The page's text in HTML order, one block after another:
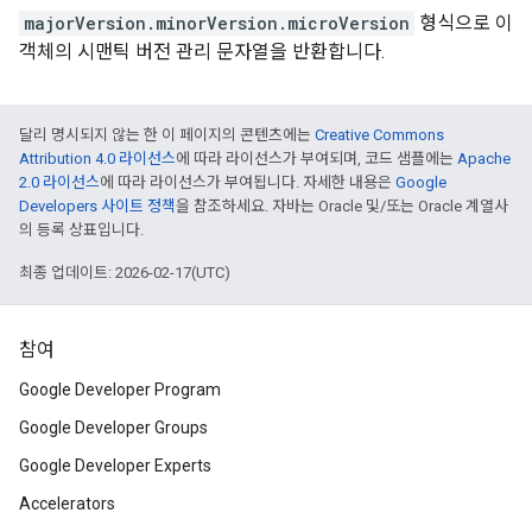
majorVersion.minorVersion.microVersion 형식으로 이
객체의 시맨틱 버전 관리 문자열을 반환합니다.
달리 명시되지 않는 한 이 페이지의 콘텐츠에는 Creative Commons
Attribution 4.0 라이선스에 따라 라이선스가 부여되며, 코드 샘플에는 Apache
2.0 라이선스에 따라 라이선스가 부여됩니다. 자세한 내용은 Google
Developers 사이트 정책을 참조하세요. 자바는 Oracle 및/또는 Oracle 계열사
의 등록 상표입니다.
최종 업데이트: 2026-02-17(UTC)
참여
Google Developer Program
Google Developer Groups
Google Developer Experts
Accelerators